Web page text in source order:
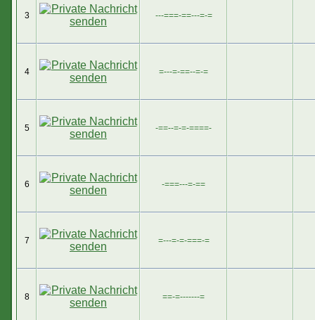
3 ---===-==---=-=
4 =---=-==--=-=
5 -==--=-=-====-
6 -===---=-==
7 =---=-=-===-=
8 ==-=-------=